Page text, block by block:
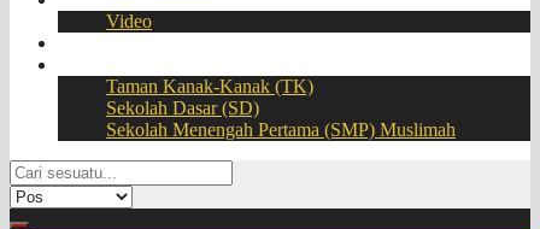
Video
Taman Kanak-Kanak (TK)
Sekolah Dasar (SD)
Sekolah Menengah Pertama (SMP) Muslimah